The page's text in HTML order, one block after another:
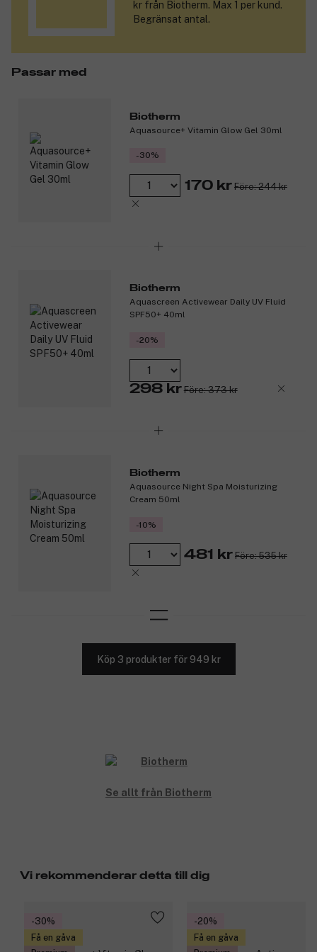
Aquasource Vitamin Glow Gel är utvecklad i enlighet med
Biotherms Blue Commitments och består av 91 % ingredienser av
naturligt ursprung.
Produktnummer:
kr från Biotherm. Max 1 per kund.
Begränsat antal.
Passar med
Biotherm
Aquasource+ Vitamin Glow Gel 30ml
-30%
170 kr Före: 244 kr
Biotherm
Aquascreen Activewear Daily UV Fluid
SPF50+ 40ml
-20%
298 kr Före: 373 kr
Biotherm
Aquasource Night Spa Moisturizing
Cream 50ml
-10%
481 kr Före: 535 kr
Köp 3 produkter för 949 kr
Se allt från Biotherm
Vi rekommenderar detta till dig
-30%
Få en gåva
-20%
Få en gåva